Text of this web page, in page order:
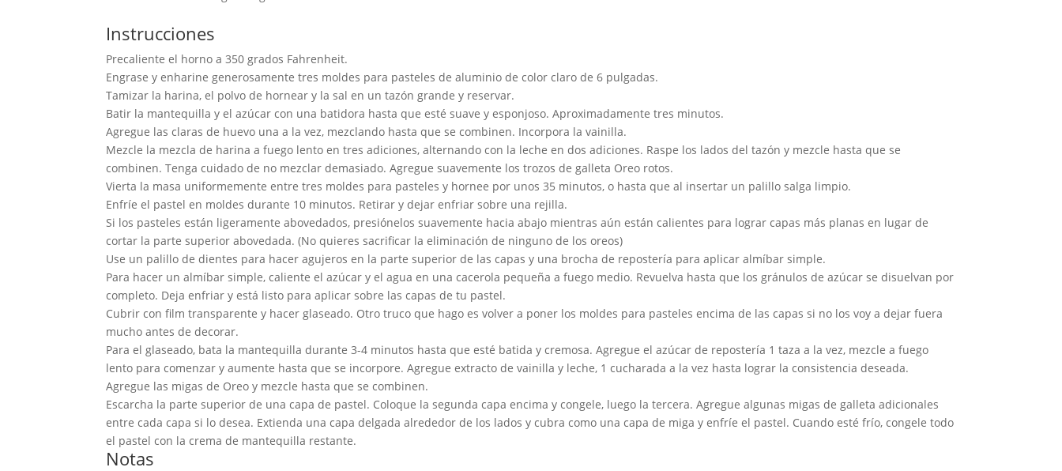
Instrucciones
Precaliente el horno a 350 grados Fahrenheit.
Engrase y enharine generosamente tres moldes para pasteles de aluminio de color claro de 6 pulgadas.
Tamizar la harina, el polvo de hornear y la sal en un tazón grande y reservar.
Batir la mantequilla y el azúcar con una batidora hasta que esté suave y esponjoso. Aproximadamente tres minutos.
Agregue las claras de huevo una a la vez, mezclando hasta que se combinen. Incorpora la vainilla.
Mezcle la mezcla de harina a fuego lento en tres adiciones, alternando con la leche en dos adiciones. Raspe los lados del tazón y mezcle hasta que se
combinen. Tenga cuidado de no mezclar demasiado. Agregue suavemente los trozos de galleta Oreo rotos.
Vierta la masa uniformemente entre tres moldes para pasteles y hornee por unos 35 minutos, o hasta que al insertar un palillo salga limpio.
Enfríe el pastel en moldes durante 10 minutos. Retirar y dejar enfriar sobre una rejilla.
Si los pasteles están ligeramente abovedados, presiónelos suavemente hacia abajo mientras aún están calientes para lograr capas más planas en lugar de
cortar la parte superior abovedada. (No quieres sacrificar la eliminación de ninguno de los oreos)
Use un palillo de dientes para hacer agujeros en la parte superior de las capas y una brocha de repostería para aplicar almíbar simple.
Para hacer un almíbar simple, caliente el azúcar y el agua en una cacerola pequeña a fuego medio. Revuelva hasta que los gránulos de azúcar se disuelvan por
completo. Deja enfriar y está listo para aplicar sobre las capas de tu pastel.
Cubrir con film transparente y hacer glaseado. Otro truco que hago es volver a poner los moldes para pasteles encima de las capas si no los voy a dejar fuera
mucho antes de decorar.
Para el glaseado, bata la mantequilla durante 3-4 minutos hasta que esté batida y cremosa. Agregue el azúcar de repostería 1 taza a la vez, mezcle a fuego
lento para comenzar y aumente hasta que se incorpore. Agregue extracto de vainilla y leche, 1 cucharada a la vez hasta lograr la consistencia deseada.
Agregue las migas de Oreo y mezcle hasta que se combinen.
Escarcha la parte superior de una capa de pastel. Coloque la segunda capa encima y congele, luego la tercera. Agregue algunas migas de galleta adicionales
entre cada capa si lo desea. Extienda una capa delgada alrededor de los lados y cubra como una capa de miga y enfríe el pastel. Cuando esté frío, congele todo
el pastel con la crema de mantequilla restante.
Notas